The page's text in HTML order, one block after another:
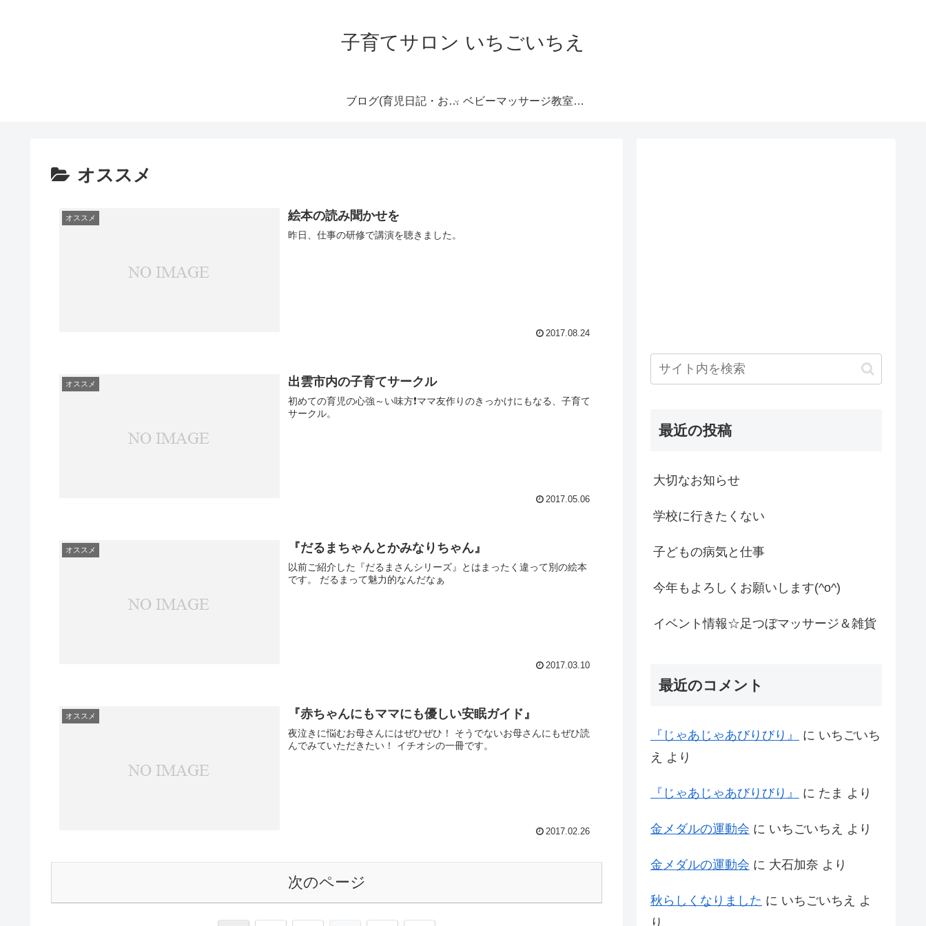
子育てサロン いちごいちえ
ブログ(育児日記・おす ベビーマッサージ教室の
オススメ
オススメ 絵本の読み聞かせを
昨日、仕事の研修で講演を聴きました。
2017.08.24
オススメ 出雲市内の子育てサークル
初めての育児の心強～い味方❗️ママ友作りのきっかけにもなる、子育て
サークル。
2017.05.06
オススメ 『だるまちゃんとかみなりちゃん』
以前ご紹介した『だるまさんシリーズ』とはまったく違って別の絵本
です。 だるまって魅力的なんだなぁ
2017.03.10
オススメ 『赤ちゃんにもママにも優しい安眠ガイド』
夜泣きに悩むお母さんにはぜひぜひ！ そうでないお母さんにもぜひ読
んでみていただきたい！ イチオシの一冊です。
2017.02.26
次のページ
最近の投稿
大切なお知らせ
学校に行きたくない
子どもの病気と仕事
今年もよろしくお願いします(^o^)
イベント情報☆足つぼマッサージ＆雑貨
最近のコメント
『じゃあじゃあびりびり』 に いちごいち
え
より
『じゃあじゃあびりびり』 に たま より
金メダルの運動会 に いちごいちえ より
金メダルの運動会 に 大石加奈 より
秋らしくなりました に いちごいちえ
よ
り